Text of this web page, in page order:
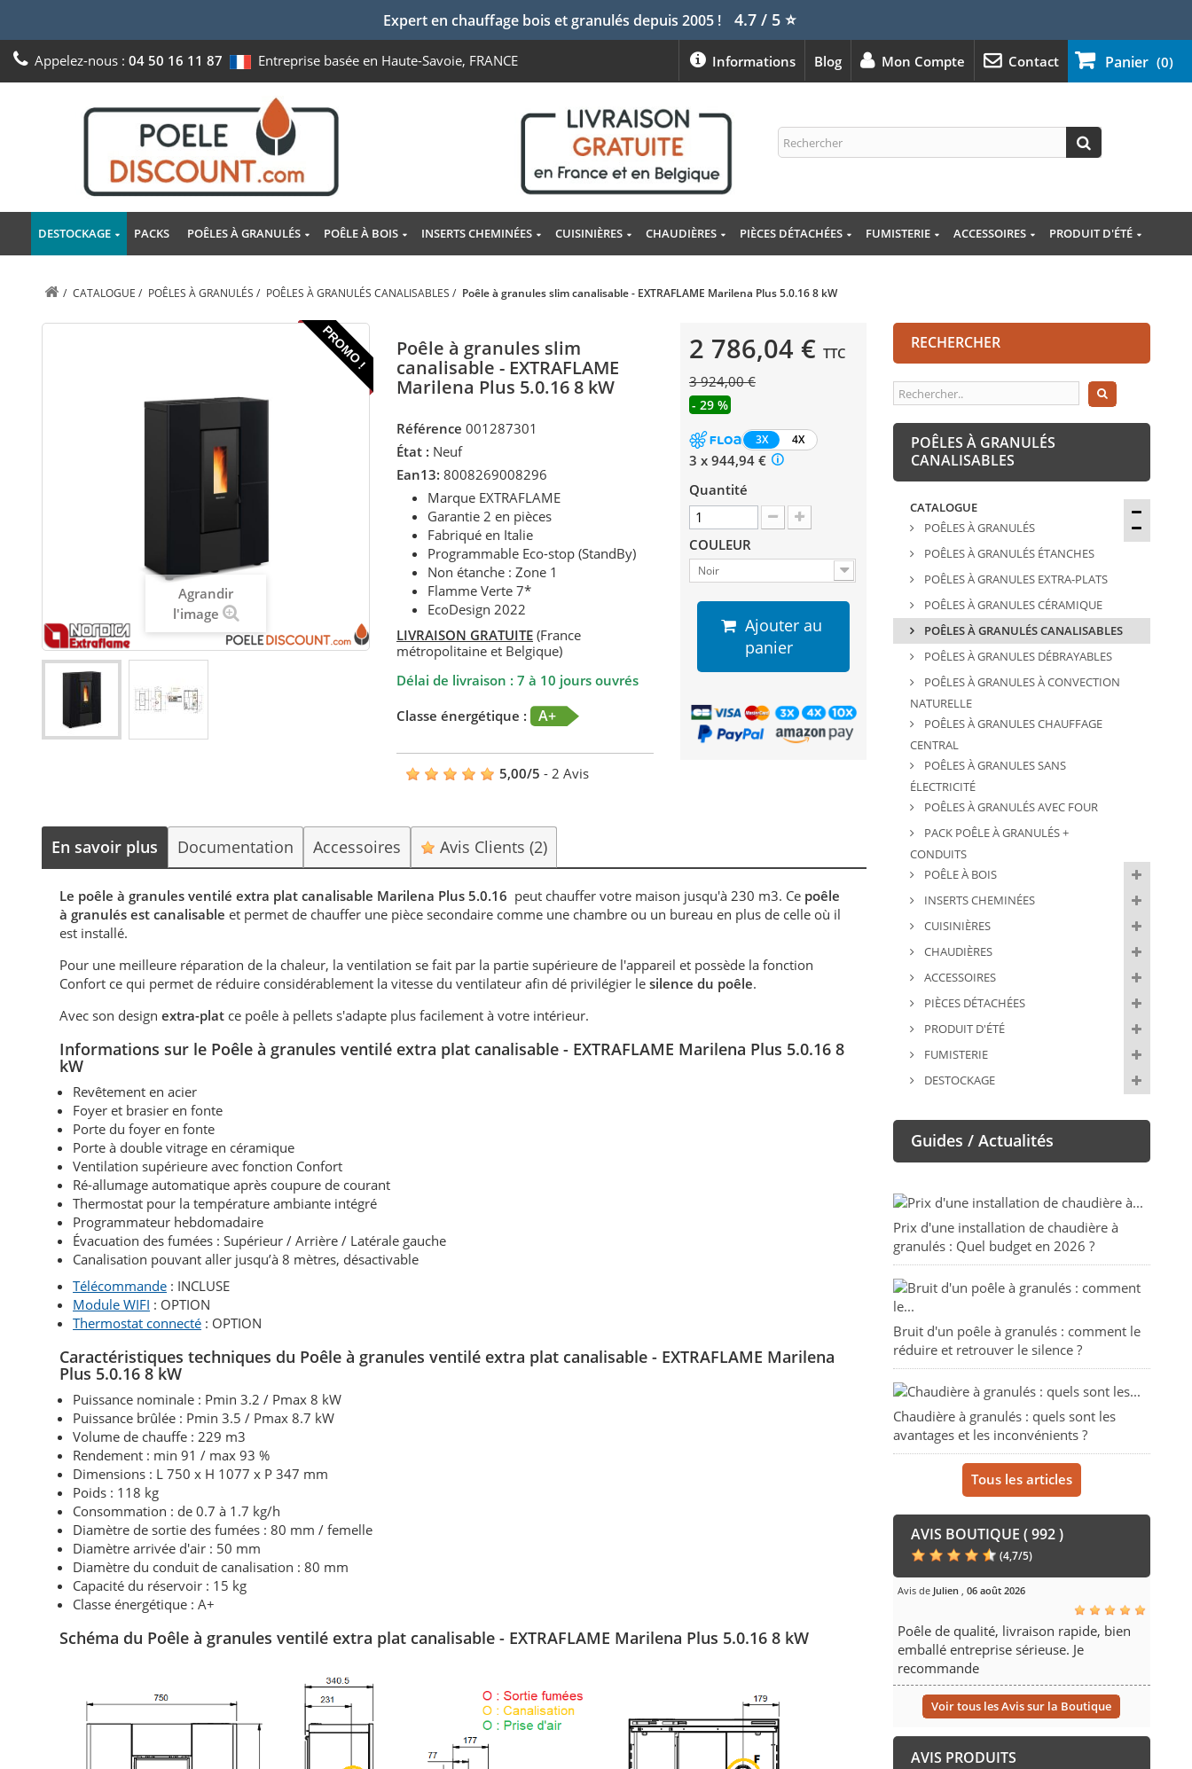
Expert en chauffage bois et granulés depuis 2005 ! 4.7 / 5⭐
Panier (0)
Appelez-nous : 04 50 16 11 87 Entreprise basée en Haute-Savoie, FRANCE Contact
Mon Compte
Blog
Informations
DESTOCKAGE PACKS POÊLES À GRANULÉS POÊLE À BOIS INSERTS CHEMINÉES CUISINIÈRES CHAUDIÈRES PIÈCES DÉTACHÉES FUMISTERIE ACCESSOIRES PRODUIT D'ÉTÉ
/ CATALOGUE / POÊLES À GRANULÉS / POÊLES À GRANULÉS CANALISABLES / Poêle à granules slim canalisable - EXTRAFLAME Marilena Plus 5.0.16 8 kW
PROMO !
Agrandir
l'image
Poêle à granules slim
canalisable - EXTRAFLAME
Marilena Plus 5.0.16 8 kW
Référence 001287301
État : Neuf
Ean13: 8008269008296
Marque EXTRAFLAME
Garantie 2 en pièces
Fabriqué en Italie
Programmable Eco-stop (StandBy)
Non étanche : Zone 1
Flamme Verte 7*
EcoDesign 2022
LIVRAISON GRATUITE (France
métropolitaine et Belgique)
Délai de livraison : 7 à 10 jours ouvrés
Classe énergétique :
A+
5,00/5 - 2 Avis
2 786,04 € TTC
3 924,00 €
- 29 %
3X 4X
3 x 944,94 €
Quantité
COULEUR
Noir
Ajouter au
panier
En savoir plus Documentation Accessoires Avis Clients(2)
Le poêle à granules ventilé extra plat canalisable Marilena Plus 5.0.16 peut chauffer votre maison jusqu'à 230 m3. Ce poêle
à granulés est canalisable et permet de chauffer une pièce secondaire comme une chambre ou un bureau en plus de celle où il
est installé.
Pour une meilleure réparation de la chaleur, la ventilation se fait par la partie supérieure de l'appareil et possède la fonction
Confort ce qui permet de réduire considérablement la vitesse du ventilateur afin dé privilégier lesilence du poêle.
Avec son designextra-plat ce poêle à pellets s'adapte plus facilement à votre intérieur.
Informations sur le Poêle à granules ventilé extra plat canalisable - EXTRAFLAME Marilena Plus 5.0.16 8
kW
Revêtement en acier
Foyer et brasier en fonte
Porte du foyer en fonte
Porte à double vitrage en céramique
Ventilation supérieure avec fonction Confort
Ré-allumage automatique après coupure de courant
Thermostat pour la température ambiante intégré
Programmateur hebdomadaire
Évacuation des fumées : Supérieur / Arrière / Latérale gauche
Canalisation pouvant aller jusqu’à 8 mètres, désactivable
Télécommande : INCLUSE
Module WIFI : OPTION
Thermostat connecté : OPTION
Caractéristiques techniques du Poêle à granules ventilé extra plat canalisable - EXTRAFLAME Marilena
Plus 5.0.16 8 kW
Puissance nominale : Pmin 3.2 / Pmax 8 kW
Puissance brûlée : Pmin 3.5 / Pmax 8.7 kW
Volume de chauffe : 229 m3
Rendement : min 91 / max 93 %
Dimensions : L 750 x H 1077 x P 347 mm
Poids : 118 kg
Consommation : de 0.7 à 1.7 kg/h
Diamètre de sortie des fumées : 80 mm / femelle
Diamètre arrivée d'air : 50 mm
Diamètre du conduit de canalisation : 80 mm
Capacité du réservoir : 15 kg
Classe énergétique : A+
Schéma du Poêle à granules ventilé extra plat canalisable - EXTRAFLAME Marilena Plus 5.0.16 8 kW
RECHERCHER
POÊLES À GRANULÉS
CANALISABLES
CATALOGUE
POÊLES À GRANULÉS
POÊLES À GRANULÉS ÉTANCHES
POÊLES À GRANULES EXTRA-PLATS
POÊLES À GRANULES CÉRAMIQUE
POÊLES À GRANULÉS CANALISABLES
POÊLES À GRANULES DÉBRAYABLES
POÊLES À GRANULES À CONVECTION
NATURELLE
POÊLES À GRANULES CHAUFFAGE
CENTRAL
POÊLES À GRANULES SANS
ÉLECTRICITÉ
POÊLES À GRANULÉS AVEC FOUR
PACK POÊLE À GRANULÉS +
CONDUITS
POÊLE À BOIS
INSERTS CHEMINÉES
CUISINIÈRES
CHAUDIÈRES
ACCESSOIRES
PIÈCES DÉTACHÉES
PRODUIT D'ÉTÉ
FUMISTERIE
DESTOCKAGE
Guides / Actualités
Prix d'une installation de chaudière à
granulés : Quel budget en 2026 ?
Bruit d'un poêle à granulés : comment le
réduire et retrouver le silence ?
Chaudière à granulés : quels sont les
avantages et les inconvénients ?
Tous les articles
AVIS BOUTIQUE ( 992 )
(4,7/5)
Avis de Julien, 06 août 2026
Poêle de qualité, livraison rapide, bien
emballé entreprise sérieuse. Je
recommande
Voir tous les Avis sur la Boutique
AVIS PRODUITS